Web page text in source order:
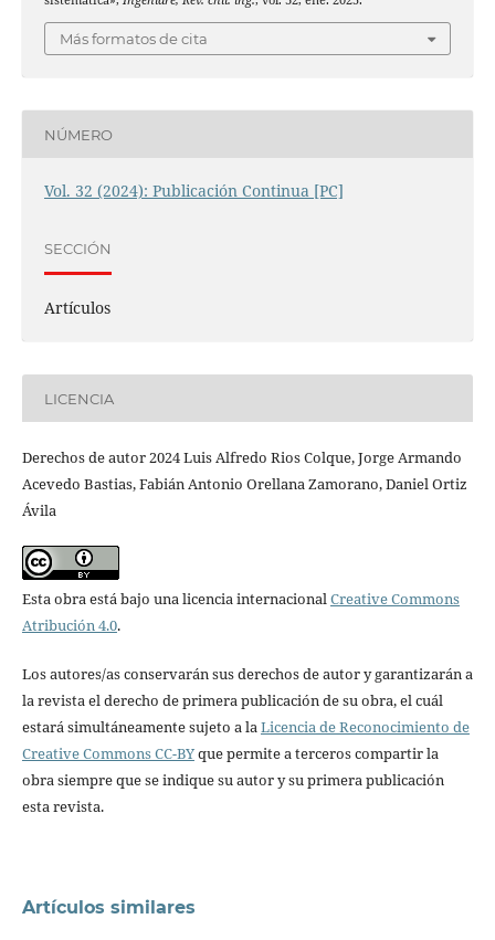
Más formatos de cita
NÚMERO
Vol. 32 (2024): Publicación Continua [PC]
SECCIÓN
Artículos
LICENCIA
Derechos de autor 2024 Luis Alfredo Rios Colque, Jorge Armando
Acevedo Bastias, Fabián Antonio Orellana Zamorano, Daniel Ortiz
Ávila
Esta obra está bajo una licencia internacionalCreative Commons
Atribución 4.0.
Los autores/as conservarán sus derechos de autor y garantizarán a
la revista el derecho de primera publicación de su obra, el cuál
estará simultáneamente sujeto a laLicencia de Reconocimiento de
Creative Commons CC-BYque permite a terceros compartir la
obra siempre que se indique su autor y su primera publicación
esta revista.
Artículos similares